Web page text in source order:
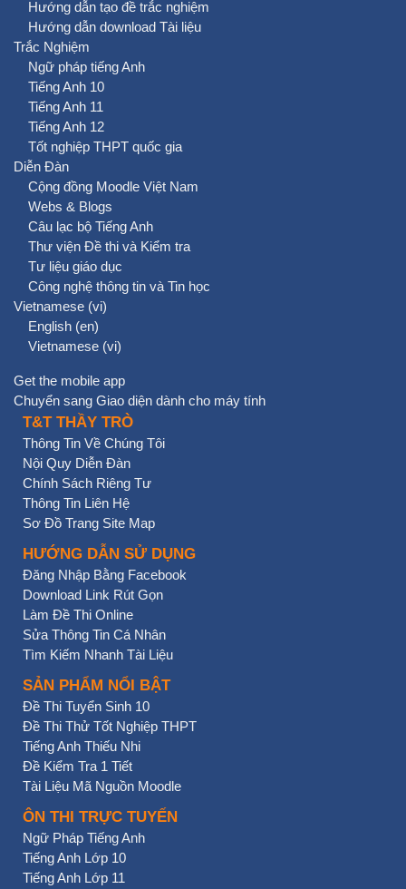
Hướng dẫn tạo đề trắc nghiệm
Hướng dẫn download Tài liệu
Trắc Nghiệm
Ngữ pháp tiếng Anh
Tiếng Anh 10
Tiếng Anh 11
Tiếng Anh 12
Tốt nghiệp THPT quốc gia
Diễn Đàn
Cộng đồng Moodle Việt Nam
Webs & Blogs
Câu lạc bộ Tiếng Anh
Thư viện Đề thi và Kiểm tra
Tư liệu giáo dục
Công nghệ thông tin và Tin học
Vietnamese ‎(vi)‎
English ‎(en)‎
Vietnamese ‎(vi)‎
Get the mobile app
Chuyển sang Giao diện dành cho máy tính
T&T THẦY TRÒ
Thông Tin Về Chúng Tôi
Nội Quy Diễn Đàn
Chính Sách Riêng Tư
Thông Tin Liên Hệ
Sơ Đồ Trang Site Map
HƯỚNG DẪN SỬ DỤNG
Đăng Nhập Bằng Facebook
Download Link Rút Gọn
Làm Đề Thi Online
Sửa Thông Tin Cá Nhân
Tìm Kiếm Nhanh Tài Liệu
SẢN PHẨM NỔI BẬT
Đề Thi Tuyển Sinh 10
Đề Thi Thử Tốt Nghiệp THPT
Tiếng Anh Thiếu Nhi
Đề Kiểm Tra 1 Tiết
Tài Liệu Mã Nguồn Moodle
ÔN THI TRỰC TUYẾN
Ngữ Pháp Tiếng Anh
Tiếng Anh Lớp 10
Tiếng Anh Lớp 11